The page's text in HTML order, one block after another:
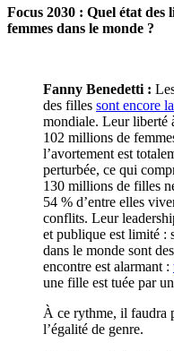
Focus 2030 : Quel état des
femmes dans le monde ?
Fanny Benedetti :
des filles sont encore
mondiale. Leur liberté
102 millions de
l’avortement est
perturbée, ce qui
130 millions de filles
54 % d’entre elles
conflits. Leur
et publique est limité :
dans le monde sont
encontre est alarmant :
une fille est tuée par
À ce rythme, il faudra
l’égalité de genre.